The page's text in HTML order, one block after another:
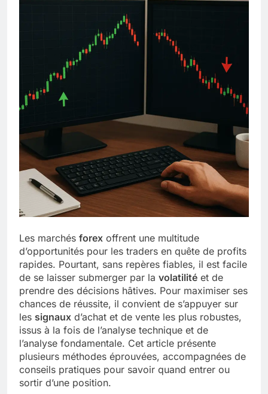
Les marchés forex offrent une multitude
d’opportunités pour les traders en quête de profits
rapides. Pourtant, sans repères fiables, il est facile
de se laisser submerger par la volatilité et de
prendre des décisions hâtives. Pour maximiser ses
chances de réussite, il convient de s’appuyer sur
les signaux d’achat et de vente les plus robustes,
issus à la fois de l’analyse technique et de
l’analyse fondamentale. Cet article présente
plusieurs méthodes éprouvées, accompagnées de
conseils pratiques pour savoir quand entrer ou
sortir d’une position.